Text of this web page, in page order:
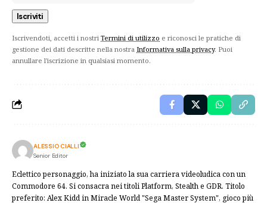
Iscrivendoti, accetti i nostri Termini di utilizzo e riconosci le pratiche di
gestione dei dati descritte nella nostra Informativa sulla privacy. Puoi
annullare l'iscrizione in qualsiasi momento.
ALESSIO CIALLI
Senior Editor
Eclettico personaggio, ha iniziato la sua carriera videoludica con un
Commodore 64. Si consacra nei titoli Platform, Stealth e GDR. Titolo
preferito: Alex Kidd in Miracle World "Sega Master System", gioco più